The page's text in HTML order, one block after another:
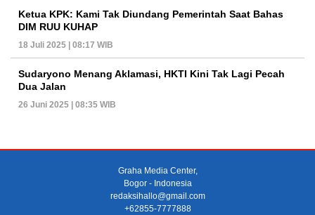
Ketua KPK: Kami Tak Diundang Pemerintah Saat Bahas
DIM RUU KUHAP
18 Juli 2025 | 08:17 WIB
Sudaryono Menang Aklamasi, HKTI Kini Tak Lagi Pecah
Dua Jalan
26 Juni 2025 | 08:35 WIB
Graha Media Center,
Bogor - Indonesia
redaksihallo@gmail.com
+62855-7777888